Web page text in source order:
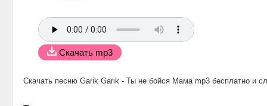
Скачать mp3
Скачать песню Garik Garik - Ты не бойся Мама mp3 бесплатно и